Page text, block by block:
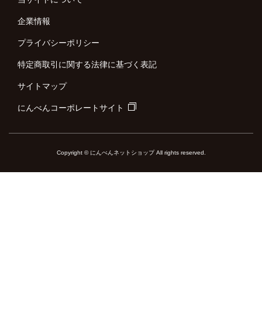
企業情報
プライバシーポリシー
特定商取引に関する法律に基づく表記
サイトマップ
にんべんコーポレートサイト
Copyright © にんべんネットショップ All rights reserved.